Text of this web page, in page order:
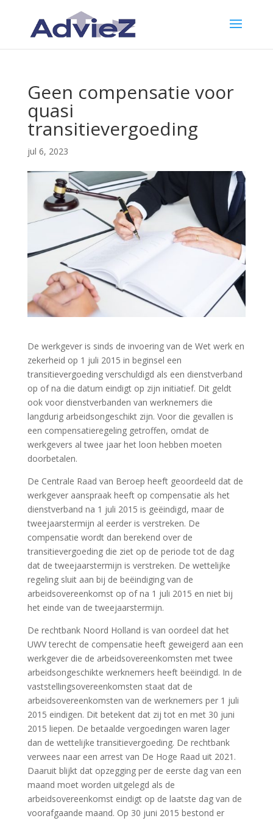
Geen compensatie voor
quasi
transitievergoeding
jul 6, 2023
De werkgever is sinds de invoering van de Wet werk en
zekerheid op 1 juli 2015 in beginsel een
transitievergoeding verschuldigd als een dienstverband
op of na die datum eindigt op zijn initiatief. Dit geldt
ook voor dienstverbanden van werknemers die
langdurig arbeidsongeschikt zijn. Voor die gevallen is
een compensatieregeling getroffen, omdat de
werkgevers al twee jaar het loon hebben moeten
doorbetalen.
De Centrale Raad van Beroep heeft geoordeeld dat de
werkgever aanspraak heeft op compensatie als het
dienstverband na 1 juli 2015 is geëindigd, maar de
tweejaarstermijn al eerder is verstreken. De
compensatie wordt dan berekend over de
transitievergoeding die ziet op de periode tot de dag
dat de tweejaarstermijn is verstreken. De wettelijke
regeling sluit aan bij de beëindiging van de
arbeidsovereenkomst op of na 1 juli 2015 en niet bij
het einde van de tweejaarstermijn.
De rechtbank Noord Holland is van oordeel dat het
UWV terecht de compensatie heeft geweigerd aan een
werkgever die de arbeidsovereenkomsten met twee
arbeidsongeschikte werknemers heeft beëindigd. In de
vaststellingsovereenkomsten staat dat de
arbeidsovereenkomsten van de werknemers per 1 juli
2015 eindigen. Dit betekent dat zij tot en met 30 juni
2015 liepen. De betaalde vergoedingen waren lager
dan de wettelijke transitievergoeding. De rechtbank
verwees naar een arrest van De Hoge Raad uit 2021.
Daaruit blijkt dat opzegging per de eerste dag van een
maand moet worden uitgelegd als de
arbeidsovereenkomst eindigt op de laatste dag van de
voorafgaande maand. Op 30 juni 2015 bestond er